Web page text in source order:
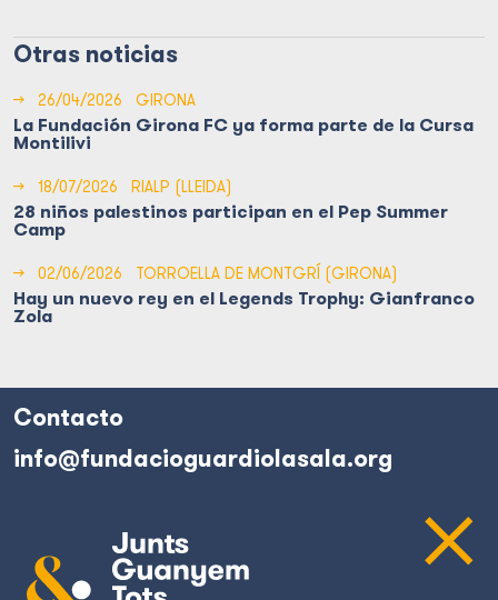
Otras noticias
→ 26/04/2026 GIRONA
La Fundación Girona FC ya forma parte de la Cursa
Montilivi
→ 18/07/2026 RIALP (LLEIDA)
28 niños palestinos participan en el Pep Summer
Camp
→ 02/06/2026 TORROELLA DE MONTGRÍ (GIRONA)
Hay un nuevo rey en el Legends Trophy: Gianfranco
Zola
Contacto
info@fundacioguardiolasala.org